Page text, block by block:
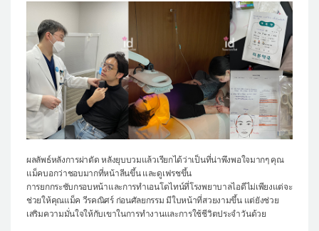
ผลลัพธ์หลังการผ่าตัด หลังยุบบวมแล้วเรียกได้ว่าเป็นที่น่าพึงพอใจมากๆ คุณ
แม็คบอกว่าชอบมากที่หน้าลีนขึ้น และดูเฟรชขึ้น
การยกกระชับกรอบหน้าและการทำเอนโดไทน์ที่โรงพยาบาลไอดีไม่เพียงแต่จะ
ช่วยให้คุณแม็ค วีรคณิศร์ ก่อนศัลยกรรม มีใบหน้าที่สวยงามขึ้น แต่ยังช่วย
เสริมความมั่นใจให้กับเขาในการทำงานและการใช้ชีวิตประจำวันด้วย